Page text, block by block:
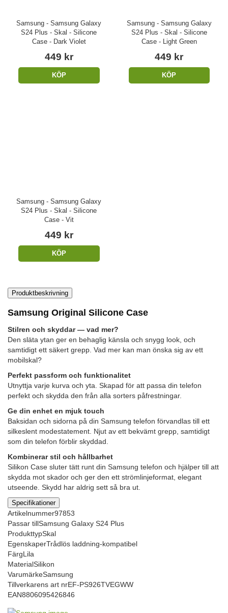
Samsung - Samsung Galaxy
S24 Plus - Skal - Silicone
Case - Dark Violet
449 kr
KÖP
Samsung - Samsung Galaxy
S24 Plus - Skal - Silicone
Case - Light Green
449 kr
KÖP
Samsung - Samsung Galaxy
S24 Plus - Skal - Silicone
Case - Vit
449 kr
KÖP
Produktbeskrivning
Samsung Original Silicone Case
Stilren och skyddar — vad mer?
Den släta ytan ger en behaglig känsla och snygg look, och
samtidigt ett säkert grepp. Vad mer kan man önska sig av ett
mobilskal?
Perfekt passform och funktionalitet
Utnyttja varje kurva och yta. Skapad för att passa din telefon
perfekt och skydda den från alla sorters påfrestningar.
Ge din enhet en mjuk touch
Baksidan och sidorna på din Samsung telefon förvandlas till ett
silkeslent modestatement. Njut av ett bekvämt grepp, samtidigt
som din telefon förblir skyddad.
Kombinerar stil och hållbarhet
Silikon Case sluter tätt runt din Samsung telefon och hjälper till att
skydda mot skador och ger den ett strömlinjeformat, elegant
utseende. Skydd har aldrig sett så bra ut.
Specifikationer
Artikelnummer97853
Passar tillSamsung Galaxy S24 Plus
ProdukttypSkal
EgenskaperTrådlös laddning-kompatibel
FärgLila
MaterialSilikon
VarumärkeSamsung
Tillverkarens art nrEF-PS926TVEGWW
EAN8806095426846